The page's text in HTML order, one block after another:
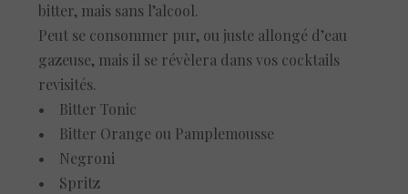
bitter, mais sans l’alcool.
Peut se consommer pur, ou juste allongé d’eau
gazeuse, mais il se révèlera dans vos cocktails
revisités.
• Bitter Tonic
• Bitter Orange ou Pamplemousse
• Negroni
• Spritz